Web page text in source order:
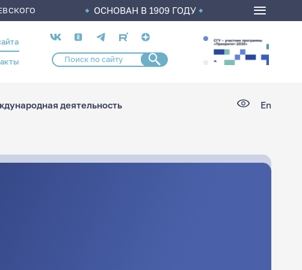
ОСНОВАН В 1909 ГОДУ
Социальные
сети
деятельность En